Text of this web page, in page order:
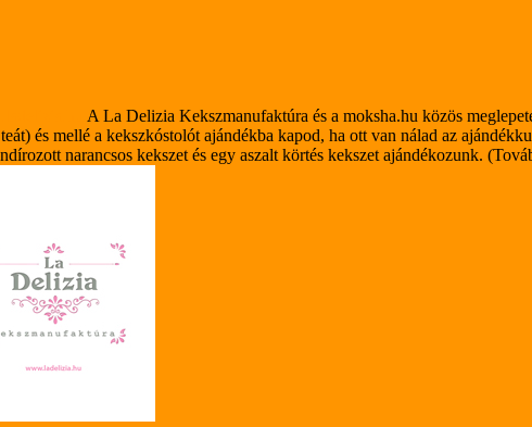
A La Delizia Kekszmanufaktúra és a moksha.hu közös
és mellé a kekszkóstolót ajándékba kapod, ha ott van nálad az
narancsos kekszet és egy aszalt körtés kekszet ajándékozunk.